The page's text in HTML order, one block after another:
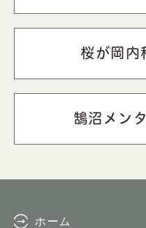
桜が岡内
鵠沼メン
ホーム